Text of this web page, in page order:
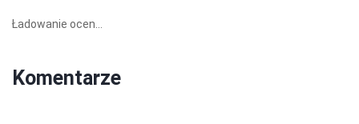
Ładowanie ocen...
Komentarze